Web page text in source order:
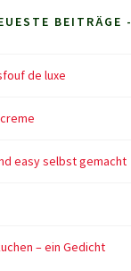
BEITRÄGE -
de luxe
easy selbst gemacht
– ein Gedicht